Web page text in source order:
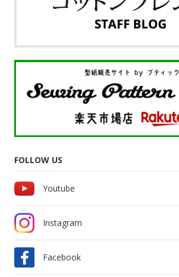
FOLLOW US
Youtube
Instagram
Facebook